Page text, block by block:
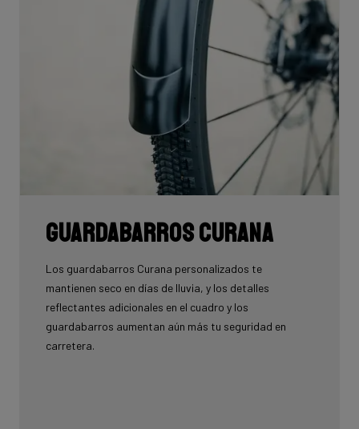
Guardabarros Curana
Los guardabarros Curana personalizados te
mantienen seco en días de lluvia, y los detalles
reflectantes adicionales en el cuadro y los
guardabarros aumentan aún más tu seguridad en
carretera.